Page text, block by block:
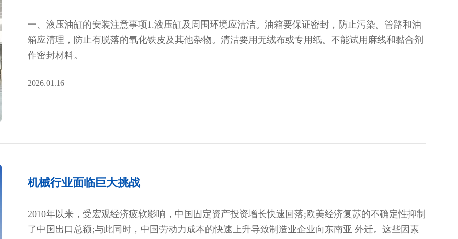
一、液压油缸的安装注意事项1.液压缸及周围环境应清洁。油箱要保证密封，防止污染。管路和油
箱应清理，防止有脱落的氧化铁皮及其他杂物。清洁要用无绒布或专用纸。不能试用麻线和黏合剂
作密封材料。
2026.01.16
机械行业面临巨大挑战
2010年以来，受宏观经济疲软影响，中国固定资产投资增长快速回落;欧美经济复苏的不确定性抑制
了中国出口总额;与此同时，中国劳动力成本的快速上升导致制造业企业向东南亚 外迁。这些因素